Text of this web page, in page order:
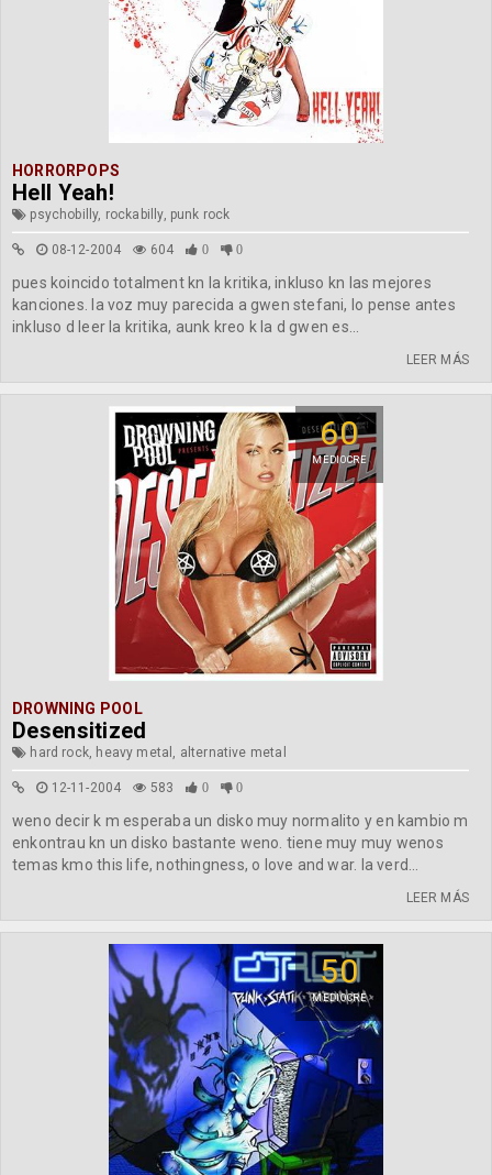
HORRORPOPS
Hell Yeah!
psychobilly, rockabilly, punk rock
08-12-2004 604 0 0
pues koincido totalment kn la kritika, inkluso kn las mejores
kanciones. la voz muy parecida a gwen stefani, lo pense antes
inkluso d leer la kritika, aunk kreo k la d gwen es...
LEER MÁS
60
MEDIOCRE
DROWNING POOL
Desensitized
hard rock, heavy metal, alternative metal
12-11-2004 583 0 0
weno decir k m esperaba un disko muy normalito y en kambio m
enkontrau kn un disko bastante weno. tiene muy muy wenos
temas kmo this life, nothingness, o love and war. la verd...
LEER MÁS
50
MEDIOCRE